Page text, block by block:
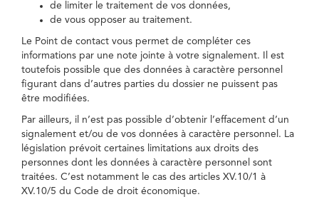
de limiter le traitement de vos données,
de vous opposer au traitement.
Le Point de contact vous permet de compléter ces
informations par une note jointe à votre signalement. Il est
toutefois possible que des données à caractère personnel
figurant dans d’autres parties du dossier ne puissent pas
être modifiées.
Par ailleurs, il n’est pas possible d’obtenir l’effacement d’un
signalement et/ou de vos données à caractère personnel. La
législation prévoit certaines limitations aux droits des
personnes dont les données à caractère personnel sont
traitées. C’est notamment le cas des articles XV.10/1 à
XV.10/5 du Code de droit économique.